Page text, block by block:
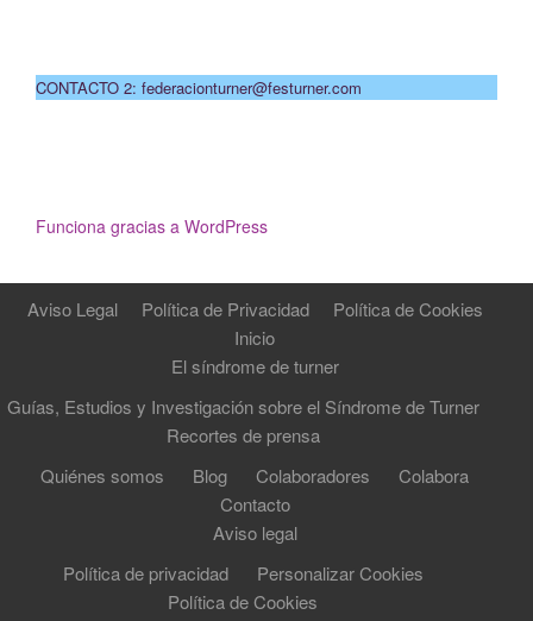
CONTACTO 2: federacionturner@festurner.com
Funciona gracias a WordPress
Aviso Legal Política de Privacidad
Política de Cookies
Inicio
El síndrome de turner
Guías, Estudios y Investigación sobre el Síndrome de Turner
Recortes de prensa
Quiénes somos
Blog Colaboradores
Colabora
Contacto
Aviso legal
Política de privacidad
Personalizar Cookies
Política de Cookies